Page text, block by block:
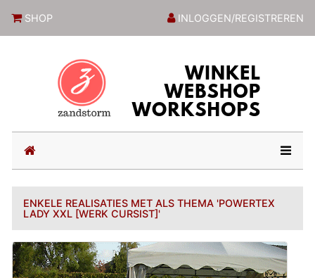
SHOP INLOGGEN/REGISTREREN
(current)
ENKELE REALISATIES MET ALS THEMA 'POWERTEX
LADY XXL [WERK CURSIST]'